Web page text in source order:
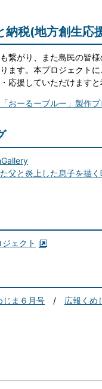
納税(地方創生応
繋がり、また島民の皆
ます。本プロジェクトに
応援していただけますと
おーるーブルー」製作
父と炎上した息子を描
ェクト
じま６月号 / 広報くめ